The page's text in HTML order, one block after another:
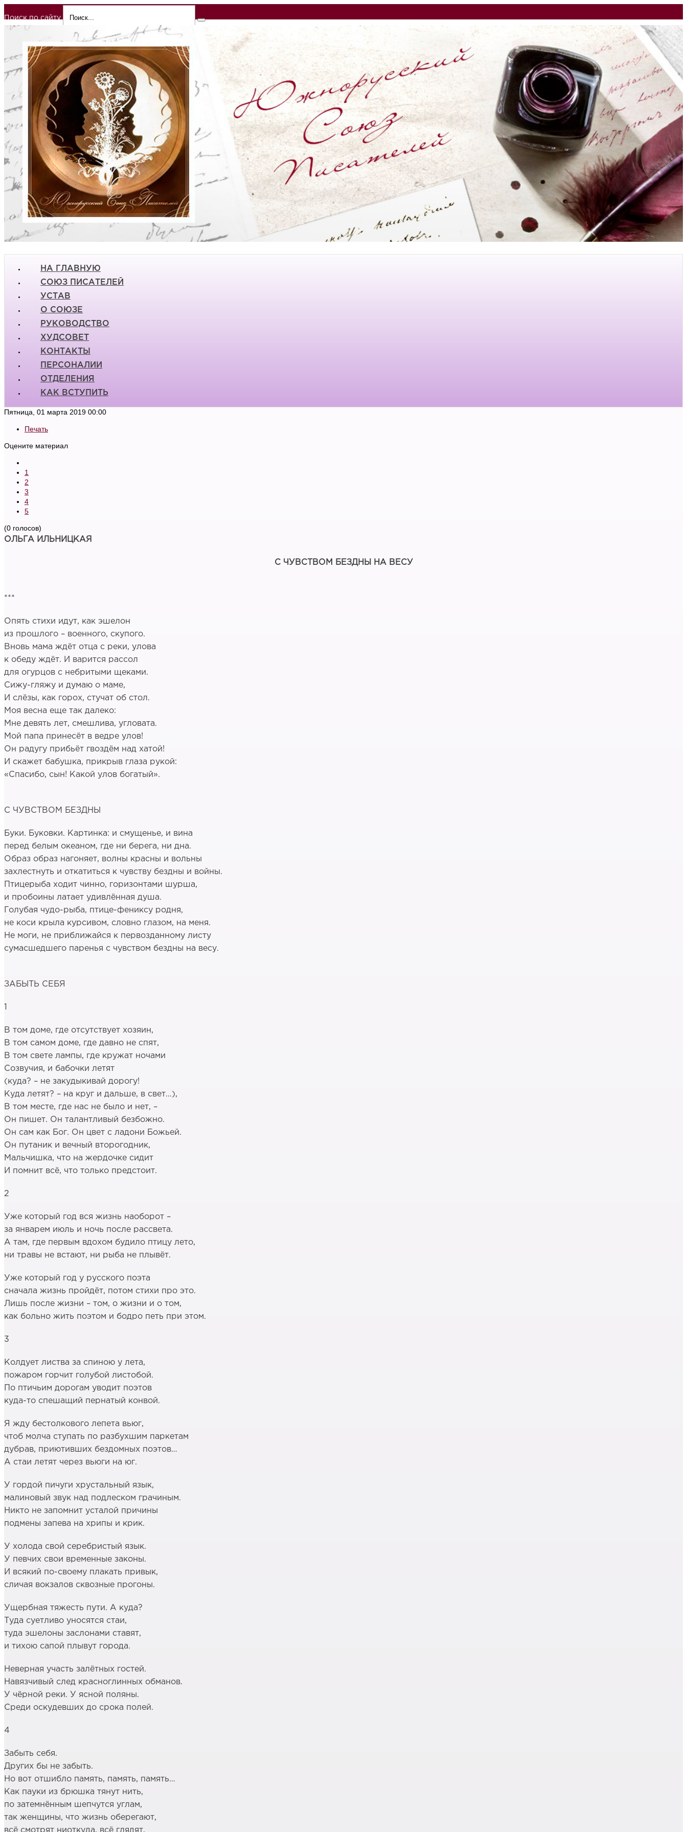
Поиск по сайту
НА ГЛАВНУЮ
СОЮЗ ПИСАТЕЛЕЙ
УСТАВ
О СОЮЗЕ
РУКОВОДСТВО
ХУДСОВЕТ
КОНТАКТЫ
ПЕРСОНАЛИИ
ОТДЕЛЕНИЯ
КАК ВСТУПИТЬ
Пятница, 01 марта 2019 00:00
Печать
Оцените материал
1
2
3
4
5
(0 голосов)
ОЛЬГА ИЛЬНИЦКАЯ
С ЧУВСТВОМ БЕЗДНЫ НА ВЕСУ
***
Опять стихи идут, как эшелон
из прошлого – военного, скупого.
Вновь мама ждёт отца с реки, улова
к обеду ждёт. И варится рассол
для огурцов с небритыми щеками.
Сижу-гляжу и думаю о маме,
И слёзы, как горох, стучат об стол.
Моя весна еще так далеко:
Мне девять лет, смешлива, угловата.
Мой папа принесёт в ведре улов!
Он радугу прибьёт гвоздём над хатой!
И скажет бабушка, прикрыв глаза рукой:
«Спасибо, сын! Какой улов богатый».
C ЧУВСТВОМ БЕЗДНЫ
Буки. Буковки. Картинка: и смущенье, и вина
перед белым океаном, где ни берега, ни дна.
Образ образ нагоняет, волны красны и вольны
захлестнуть и откатиться к чувству бездны и войны.
Птицерыба ходит чинно, горизонтами шурша,
и пробоины латает удивлённая душа.
Голубая чудо-рыба, птице-фениксу родня,
не коси крыла курсивом, словно глазом, на меня.
Не моги, не приближайся к первозданному листу
сумасшедшего паренья с чувством бездны на весу.
ЗАБЫТЬ СЕБЯ
1
В том доме, где отсутствует хозяин,
В том самом доме, где давно не спят,
В том свете лампы, где кружат ночами
Созвучия, и бабочки летят
(куда? – не закудыкивай дорогу!
Куда летят? – на круг и дальше, в свет…),
В том месте, где нас не было и нет, –
Он пишет. Он талантливый безбожно.
Он сам как Бог. Он цвет с ладони Божьей.
Он путаник и вечный второгодник,
Мальчишка, что на жердочке сидит
И помнит всё, что только предстоит.
2
Уже который год вся жизнь наоборот –
за январем июль и ночь после рассвета.
А там, где первым вдохом будило птицу лето,
ни травы не встают, ни рыба не плывёт.
Уже который год у русского поэта
сначала жизнь пройдёт, потом стихи про это.
Лишь после жизни – том, о жизни и о том,
как больно жить поэтом и бодро петь при этом.
3
Колдует листва за спиною у лета,
пожаром горчит голубой листобой.
По птичьим дорогам уводит поэтов
куда-то спешащий пернатый конвой.
Я жду бестолкового лепета вьюг,
чтоб молча ступать по разбухшим паркетам
дубрав, приютивших бездомных поэтов…
А стаи летят через вьюги на юг.
У гордой пичуги хрустальный язык,
малиновый звук над подлеском грачиным.
Никто не запомнит усталой причины
подмены запева на хрипы и крик.
У холода свой серебристый язык.
У певчих свои временные законы.
И всякий по-своему плакать привык,
сличая вокзалов сквозные прогоны.
Ущербная тяжесть пути. А куда?
Туда суетливо уносятся стаи,
туда эшелоны заслонами ставят,
и тихою сапой плывут города.
Неверная участь залётных гостей.
Навязчивый след красноглинных обманов.
У чёрной реки. У ясной поляны.
Среди оскудевших до срока полей.
4
Забыть себя.
Других бы не забыть.
Но вот отшибло память, память, память…
Как пауки из брюшка тянут нить,
по затемнённым шепчутся углам,
так женщины, что жизнь оберегают,
всё смотрят ниоткуда, всё глядят,